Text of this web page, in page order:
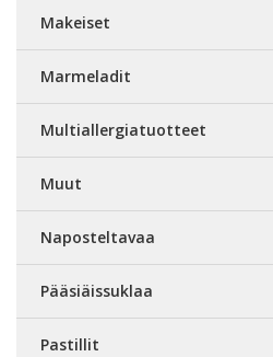
Makeiset
Marmeladit
Multiallergiatuotteet
Muut
Naposteltavaa
Pääsiäissuklaa
Pastillit